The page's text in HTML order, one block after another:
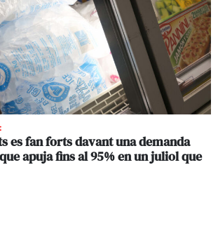
es fan forts davant una demanda
apuja fins al 95% en un juliol que